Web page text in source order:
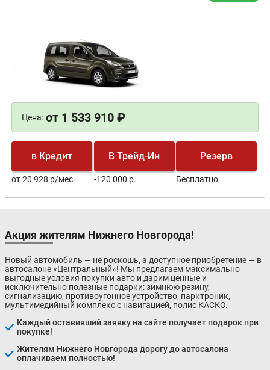
Цена: от 1 533 910 ₽
в Кредит
от 20 928 р/мес
В Трейд-Ин
-120 000 р.
Резерв
Бесплатно
Акция жителям Нижнего Новгорода!
Новый автомобиль — не роскошь, а доступное приобретение — в
автосалоне «Центральный»! Мы предлагаем максимально
выгодные условия покупки авто и дарим ценные и
исключительно полезные подарки: зимнюю резину,
сигнализацию, противоугонное устройство, парктроник,
мультимедийный комплекс с навигацией, полис КАСКО.
Каждый оставивший заявку на сайте получает подарок при
покупке!
Жителям Нижнего Новгорода дорогу до автосалона
оплачиваем полностью!